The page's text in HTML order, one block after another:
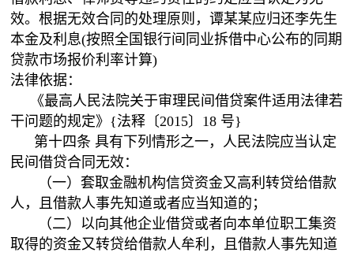
效。根据无效合同的处理原则，谭某某应归还李先生
本金及利息(按照全国银行间同业拆借中心公布的同期
贷款市场报价利率计算)
法律依据：
《最高人民法院关于审理民间借贷案件适用法律若
干问题的规定》{法释〔2015〕18 号}
第十四条 具有下列情形之一，人民法院应当认定
民间借贷合同无效：
（一）套取金融机构信贷资金又高利转贷给借款
人，且借款人事先知道或者应当知道的；
（二）以向其他企业借贷或者向本单位职工集资
取得的资金又转贷给借款人牟利，且借款人事先知道